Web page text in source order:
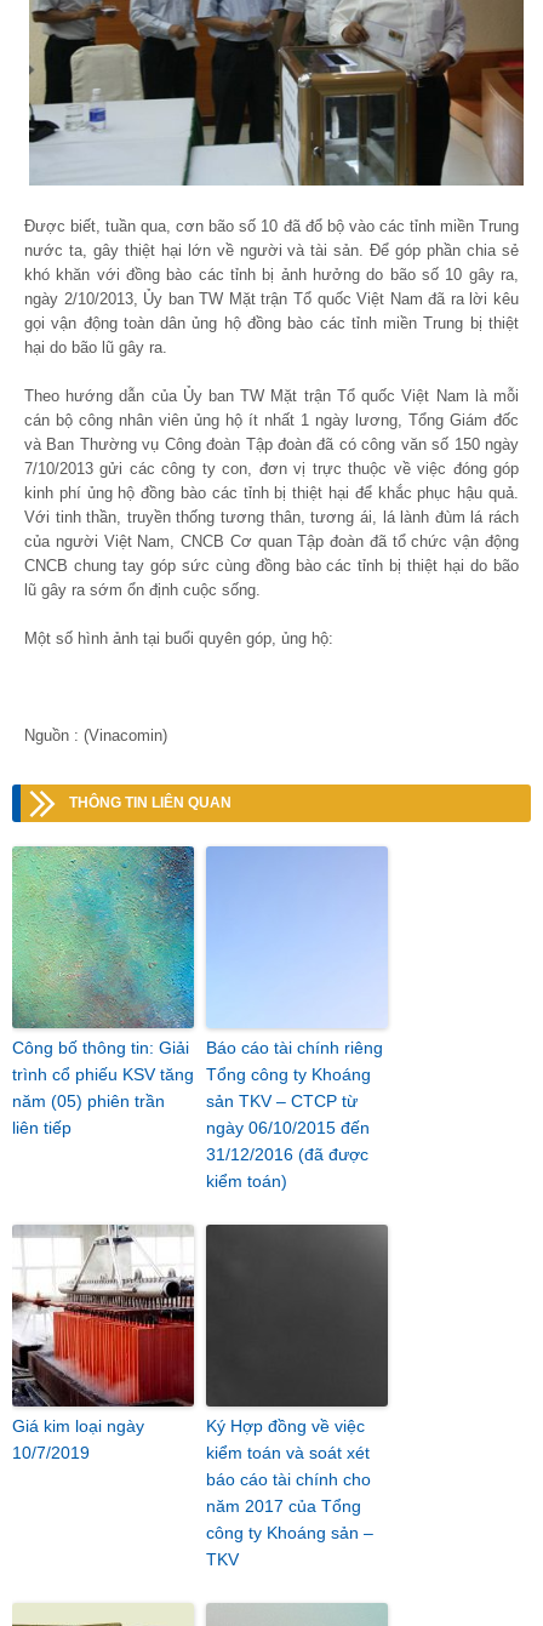
Được biết, tuần qua, cơn bão số 10 đã đổ bộ vào các tỉnh miền Trung
nước ta, gây thiệt hại lớn về người và tài sản. Để góp phần chia sẻ
khó khăn với đồng bào các tỉnh bị ảnh hưởng do bão số 10 gây ra,
ngày 2/10/2013, Ủy ban TW Mặt trận Tổ quốc Việt Nam đã ra lời kêu
gọi vận động toàn dân ủng hộ đồng bào các tỉnh miền Trung bị thiệt
hại do bão lũ gây ra.
Theo hướng dẫn của Ủy ban TW Mặt trận Tổ quốc Việt Nam là mỗi
cán bộ công nhân viên ủng hộ ít nhất 1 ngày lương, Tổng Giám đốc
và Ban Thường vụ Công đoàn Tập đoàn đã có công văn số 150 ngày
7/10/2013 gửi các công ty con, đơn vị trực thuộc về việc đóng góp
kinh phí ủng hộ đồng bào các tỉnh bị thiệt hại để khắc phục hậu quả.
Với tinh thần, truyền thống tương thân, tương ái, lá lành đùm lá rách
của người Việt Nam, CNCB Cơ quan Tập đoàn đã tổ chức vận động
CNCB chung tay góp sức cùng đồng bào các tỉnh bị thiệt hại do bão
lũ gây ra sớm ổn định cuộc sống.
Một số hình ảnh tại buổi quyên góp, ủng hộ:
Nguồn : (Vinacomin)
THÔNG TIN LIÊN QUAN
Công bố thông tin: Giải
trình cổ phiếu KSV tăng
năm (05) phiên trần
liên tiếp
Báo cáo tài chính riêng
Tổng công ty Khoáng
sản TKV – CTCP từ
ngày 06/10/2015 đến
31/12/2016 (đã được
kiểm toán)
Giá kim loại ngày
10/7/2019
Ký Hợp đồng về việc
kiểm toán và soát xét
báo cáo tài chính cho
năm 2017 của Tổng
công ty Khoáng sản –
TKV